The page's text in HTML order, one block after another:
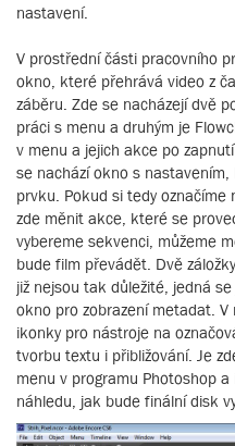
nastavení.
V prostřední části pracovního
okno, které přehrává video z
záběru. Zde se nacházejí dvě
práci s menu a druhým je
v menu a jejich akce po
se nachází okno s
prvku. Pokud si tedy
zde měnit akce, které se
vybereme sekvenci, můžeme
bude film převádět. Dvě
již nejsou tak důležité, jedná
okno pro zobrazení metadat.
ikonky pro nástroje na
tvorbu textu i přibližování. Je
menu v programu Photoshop
náhledu, jak bude finální disk